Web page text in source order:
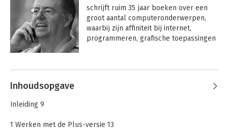
schrijft ruim 35 jaar boeken over een
groot aantal computeronderwerpen,
waarbij zijn affiniteit bij internet,
programmeren, grafische toepassingen
van de uitgeverij, en werkt hij aan
Andere boeken door Bob van
Duuren
Inhoudsopgave
Inleiding 9
1 Werken met de Plus-versie 13